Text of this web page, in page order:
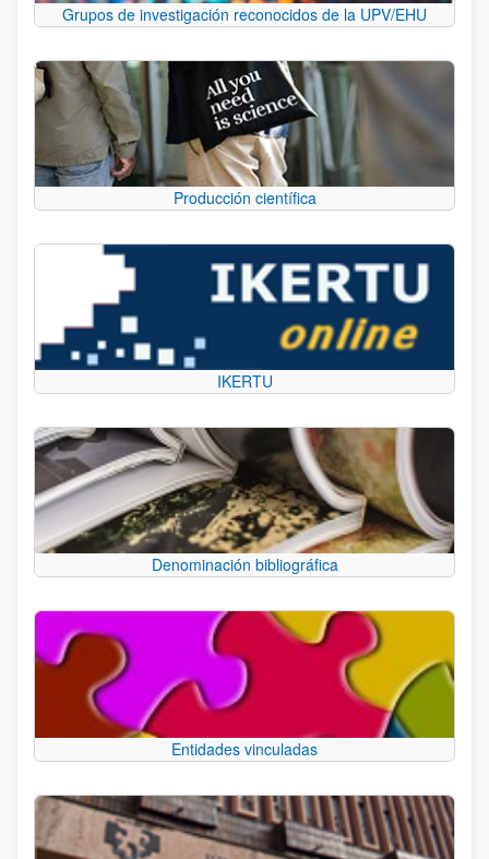
Grupos de investigación reconocidos de la UPV/EHU
Producción científica
IKERTU
Denominación bibliográfica
Entidades vinculadas